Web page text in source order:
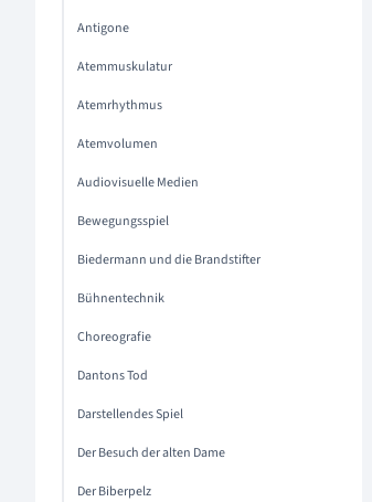
Antigone
Atemmuskulatur
Atemrhythmus
Atemvolumen
Audiovisuelle Medien
Bewegungsspiel
Biedermann und die Brandstifter
Bühnentechnik
Choreografie
Dantons Tod
Darstellendes Spiel
Der Besuch der alten Dame
Der Biberpelz